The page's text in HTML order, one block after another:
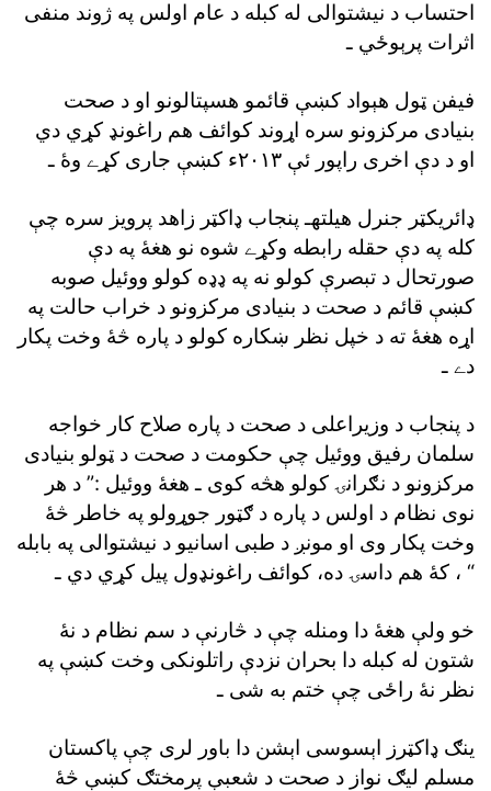
احتساب د نيشتوالى له کبله د عام اولس په ژوند منفى
اثرات پرېوځي ـ
فيفن ټول هېواد کښې قائمو هسپتالونو او د صحت
بنيادى مرکزونو سره اړوند کوائف هم راغونډ کړي دي
او د دې اخرى راپور ئې ٢٠١٣ء کښې جارى کړے وۀ ـ
ډائريکټر جنرل هيلتهـ پنجاب ډاکټر زاهد پرويز سره چې
کله په دې حقله رابطه وکړے شوه نو هغۀ په دې
صورتحال د تبصرې کولو نه په ډډه کولو ووئيل صوبه
کښې قائم د صحت د بنيادى مرکزونو د خراب حالت په
اړه هغۀ ته د خپل نظر ښکاره کولو د پاره څۀ وخت پکار
دے ـ
د پنجاب د وزيراعلى د صحت د پاره صلاح کار خواجه
سلمان رفيق ووئيل چې حکومت د صحت د ټولو بنيادى
مرکزونو د نګرانۍ کولو هڅه کوى ـ هغۀ ووئيل :” د هر
نوى نظام د اولس د پاره د ګټور جوړولو په خاطر څۀ
وخت پکار وى او مونږ د طبى اسانيو د نيشتوالى په بابله
، کۀ هم داسۍ ده، کوائف راغونډول پيل کړي دي ـ “
خو ولې هغۀ دا ومنله چې د څارنې د سم نظام د نۀ
شتون له کبله دا بحران نزدې راتلونکى وخت کښې په
نظر نۀ راځى چې ختم به شى ـ
ينګ ډاکټرز اېسوسى اېشن دا باور لرى چې پاکستان
مسلم ليګ نواز د صحت د شعبې پرمختګ کښې څۀ